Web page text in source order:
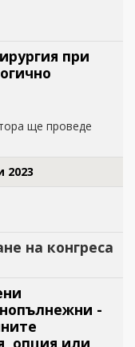
при
ще проведе
2023
на конгреса
-
опция или